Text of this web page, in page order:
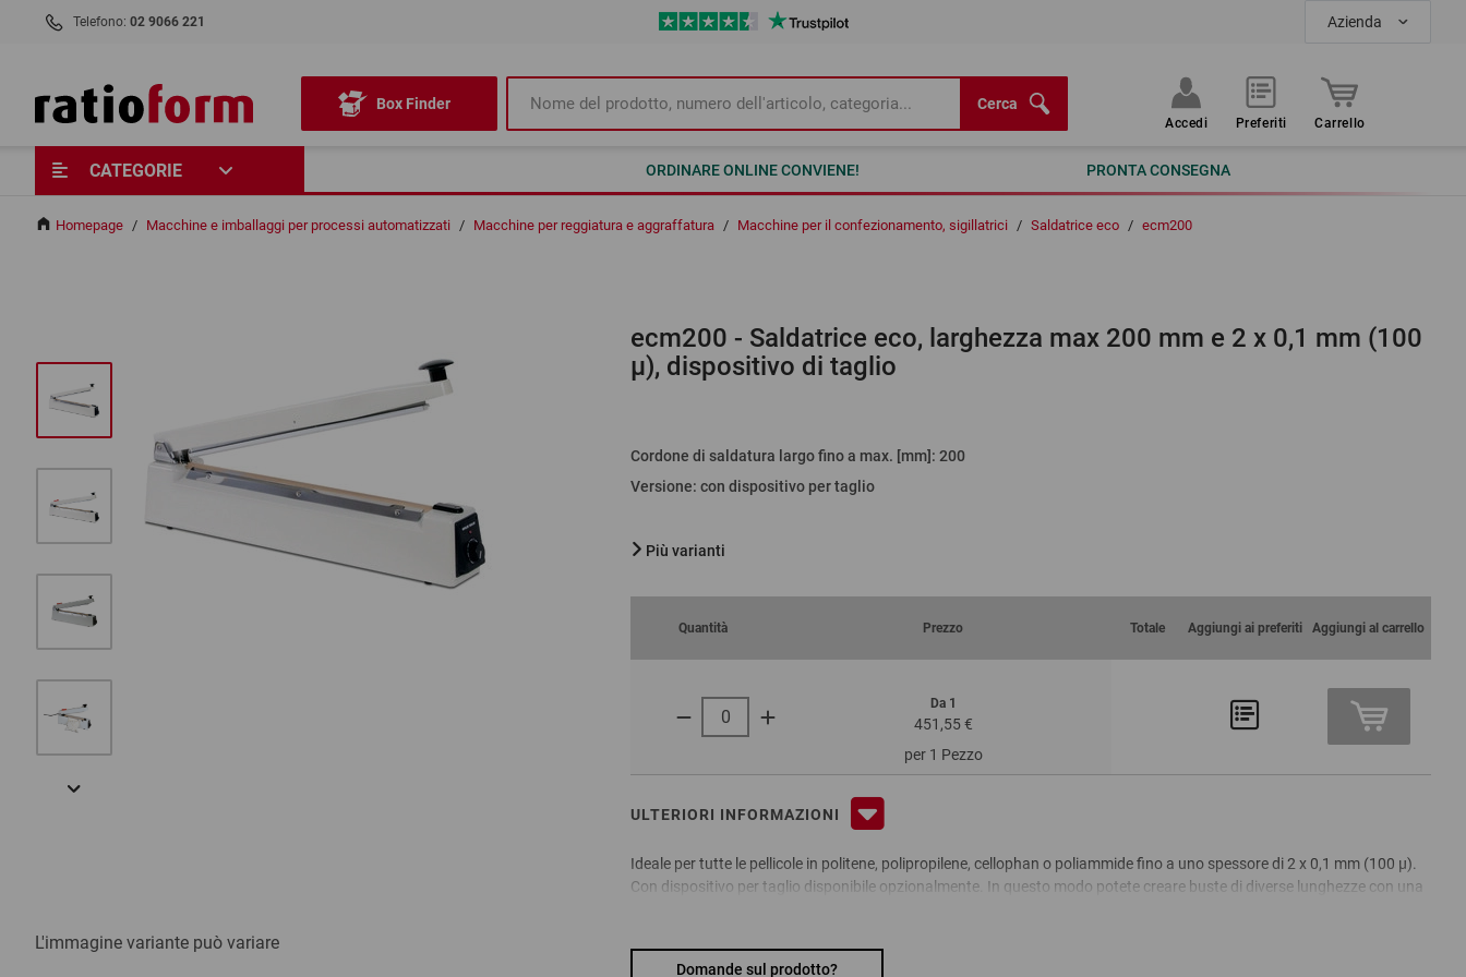
Telefono: 02 9066 221 Azienda
Box Finder Cerca
Accedi Preferiti Carrello
CATEGORIE ORDINARE ONLINE CONVIENE! PRONTA CONSEGNA
Homepage / Macchine e imballaggi per processi automatizzati / Macchine per reggiatura e aggraffatura / Macchine per il confezionamento, sigillatrici / Saldatrice eco / ecm200
L'immagine variante può variare
ecm200 - Saldatrice eco, larghezza max 200 mm e 2 x 0,1 mm (100
µ), dispositivo di taglio
Cordone di saldatura largo fino a max. [mm] : 200
Versione: con dispositivo per taglio
Più varianti
Quantità Prezzo Totale Aggiungi ai preferiti Aggiungi al carrello
Da 1
451,55 €
per 1 Pezzo
ULTERIORI INFORMAZIONI
Ideale per tutte le pellicole in politene, polipropilene, cellophan o poliammide fino a uno spessore di 2 x 0,1 mm (100 µ).
Con dispositivo per taglio disponibile opzionalmente. In questo modo potete creare buste di diverse lunghezze con una
Vantaggi:Domande sul prodotto?